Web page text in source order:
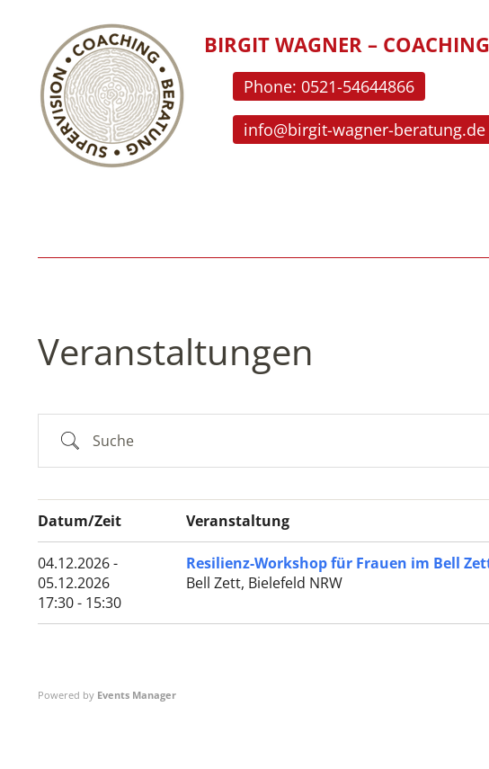
BIRGIT WAGNER –
Phone: 0521-54644866
info@birgit-wagner-beratung.de
Veranstaltungen
Suche
Datum/Zeit Veranstaltung
04.12.2026 -
05.12.2026
17:30 - 15:30
Resilienz-Workshop für Frauen im Bell
Bell Zett, Bielefeld NRW
Powered by Events Manager